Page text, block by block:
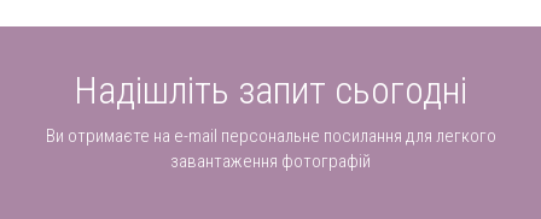
Надішліть запит сьогодні
Ви отримаєте на e-mail персональне посилання для легкого
завантаження фотографій